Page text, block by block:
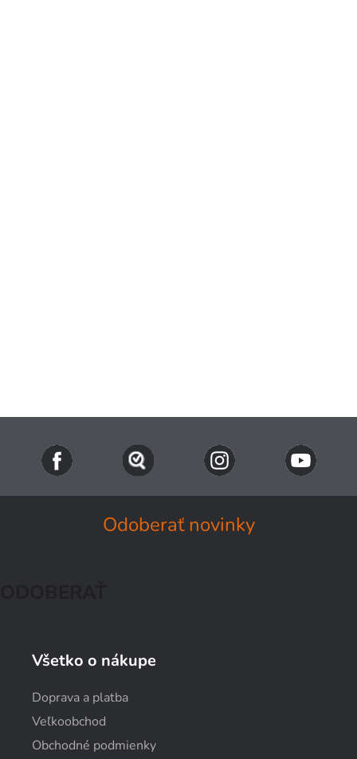
Odoberať novinky
Všetko o nákupe
Doprava a platba
Veľkoobchod
Obchodné podmienky